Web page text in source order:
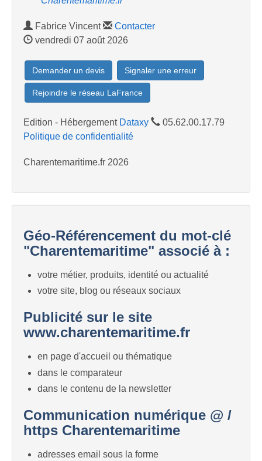
Fabrice Vincent
Contacter
vendredi 07 août 2026
Demander un devis Signaler une erreur
Rejoindre le réseau LaFrance
Edition - Hébergement Dataxy
05.62.00.17.79
Politique de confidentialité
Charentemaritime.fr 2026
Géo-Référencement du mot-clé
"Charentemaritime" associé à :
votre métier, produits, identité ou actualité
votre site, blog ou réseaux sociaux
Publicité sur le site
www.charentemaritime.fr
en page d'accueil ou thématique
dans le comparateur
dans le contenu de la newsletter
Communication numérique @ /
https Charentemaritime
adresses email sous la forme